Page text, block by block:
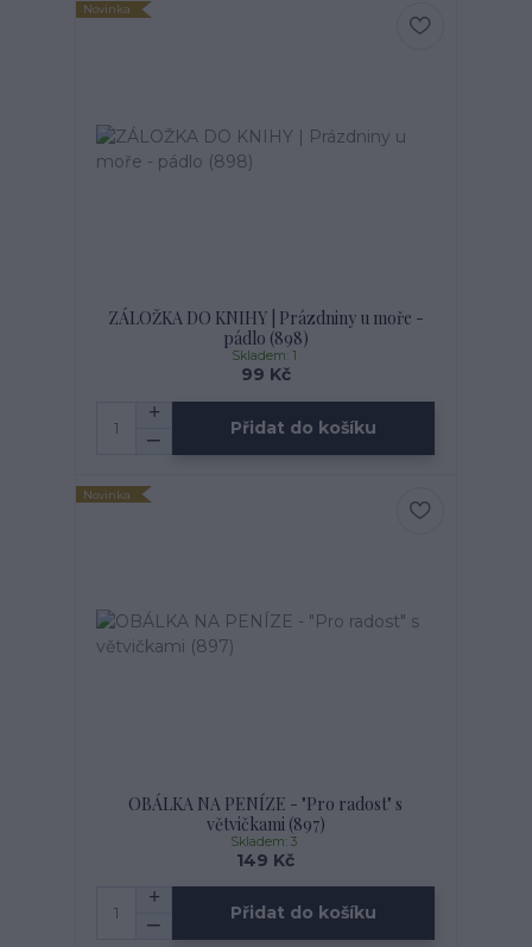
Novinka
ZÁLOŽKA DO KNIHY | Prázdniny u moře -
pádlo (898)
99 Kč
Skladem: 1
Přidat do košíku
Novinka
OBÁLKA NA PENÍZE - "Pro radost" s
větvičkami (897)
149 Kč
Skladem: 3
Přidat do košíku